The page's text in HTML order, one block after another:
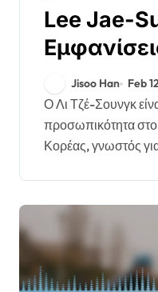
Lee Jae-
Jisoo Han Feb
Ο Λι Τζέ-Σουνγκ είναι μια εξέχουσα
προσωπικότητα
Κορέας, γνωστός